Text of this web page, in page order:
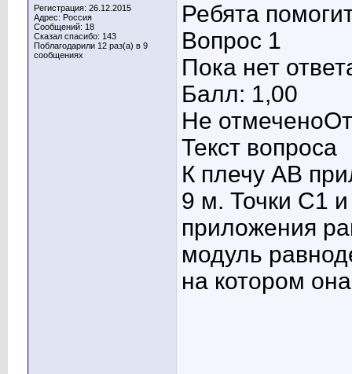
Регистрация: 26.12.2015
Адрес: Россия
Сообщений: 18
Сказал спасибо: 143
Поблагодарили 12 раз(а) в 9
сообщениях
Ребята
Вопрос 1
Пока нет
Балл: 1,00
Не
Текст вопроса
К плечу AB
9 м. Точки С1
приложения
модуль
на котором